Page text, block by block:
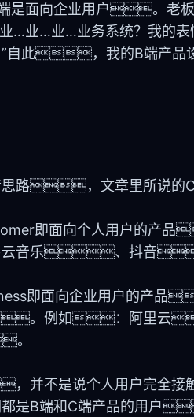
面向企业用户。老板
…业…业…业务系统？我的表
此，我的B端产品设
思路，文章里所说的
即面向个人用户的产
云音乐、抖音
即面向企业用户的产品
。例如：阿里云
。
并不是说个人用户完全
是B端和C端产品的用户